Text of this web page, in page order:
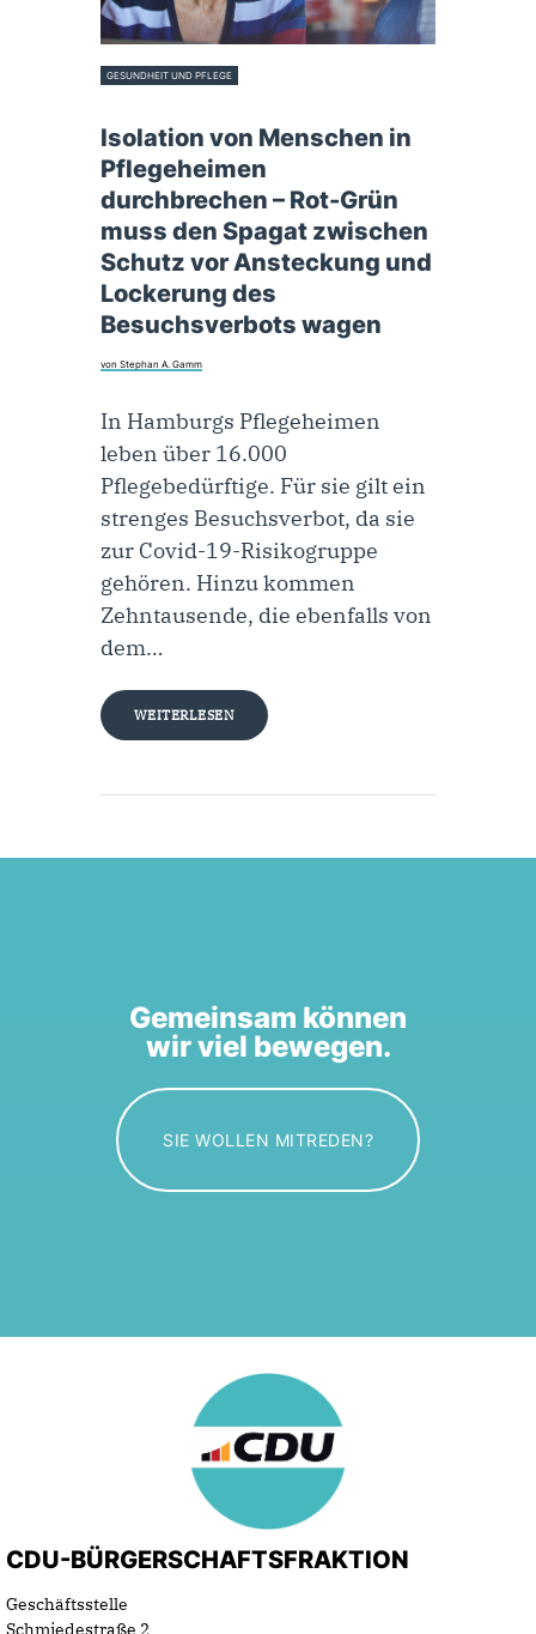
GESUNDHEIT UND PFLEGE
Isolation von Menschen in
Pflegeheimen
durchbrechen – Rot-Grün
muss den Spagat zwischen
Schutz vor Ansteckung und
Lockerung des
Besuchsverbots wagen
von Stephan A. Gamm
In Hamburgs Pflegeheimen
leben über 16.000
Pflegebedürftige. Für sie gilt ein
strenges Besuchsverbot, da sie
zur Covid-19-Risikogruppe
gehören. Hinzu kommen
Zehntausende, die ebenfalls von
dem…
WEITERLESEN
Gemeinsam können
wir viel bewegen.
SIE WOLLEN MITREDEN?
CDU-BÜRGERSCHAFTSFRAKTION
Geschäftsstelle
Schmiedestraße 2